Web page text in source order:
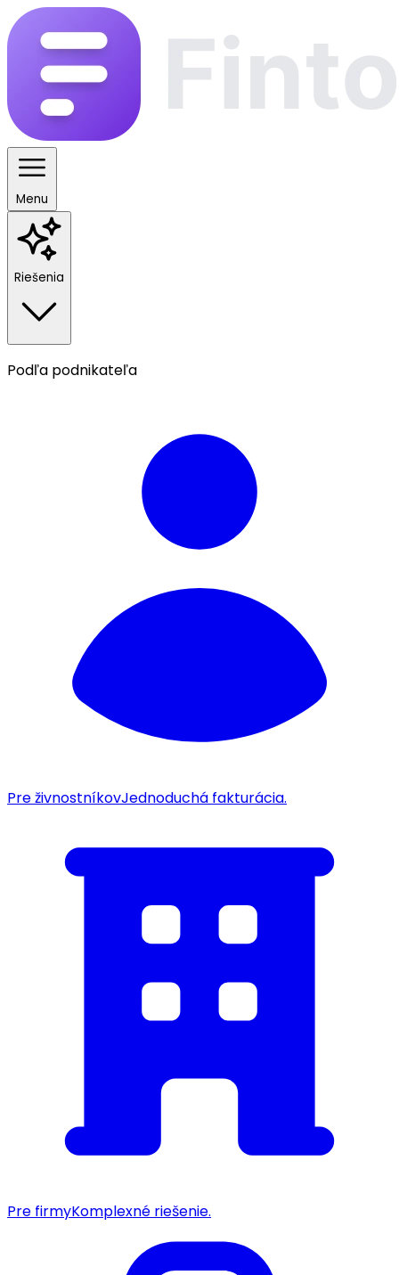
Menu
Riešenia
Podľa podnikateľa
Pre živnostníkovJednoduchá fakturácia.
Pre firmyKomplexné riešenie.